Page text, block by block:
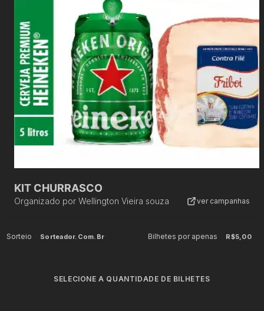
KIT CHURRASCO
Organizado por Wellington Vieira souza ver campanhas
Sorteio Sorteador.com.br Bilhetes por apenas R$5,00
SELECIONE A QUANTIDADE DE BILHETES